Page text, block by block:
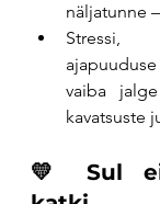
näljatunne
vaiba
kavatsuste
💛 Sul